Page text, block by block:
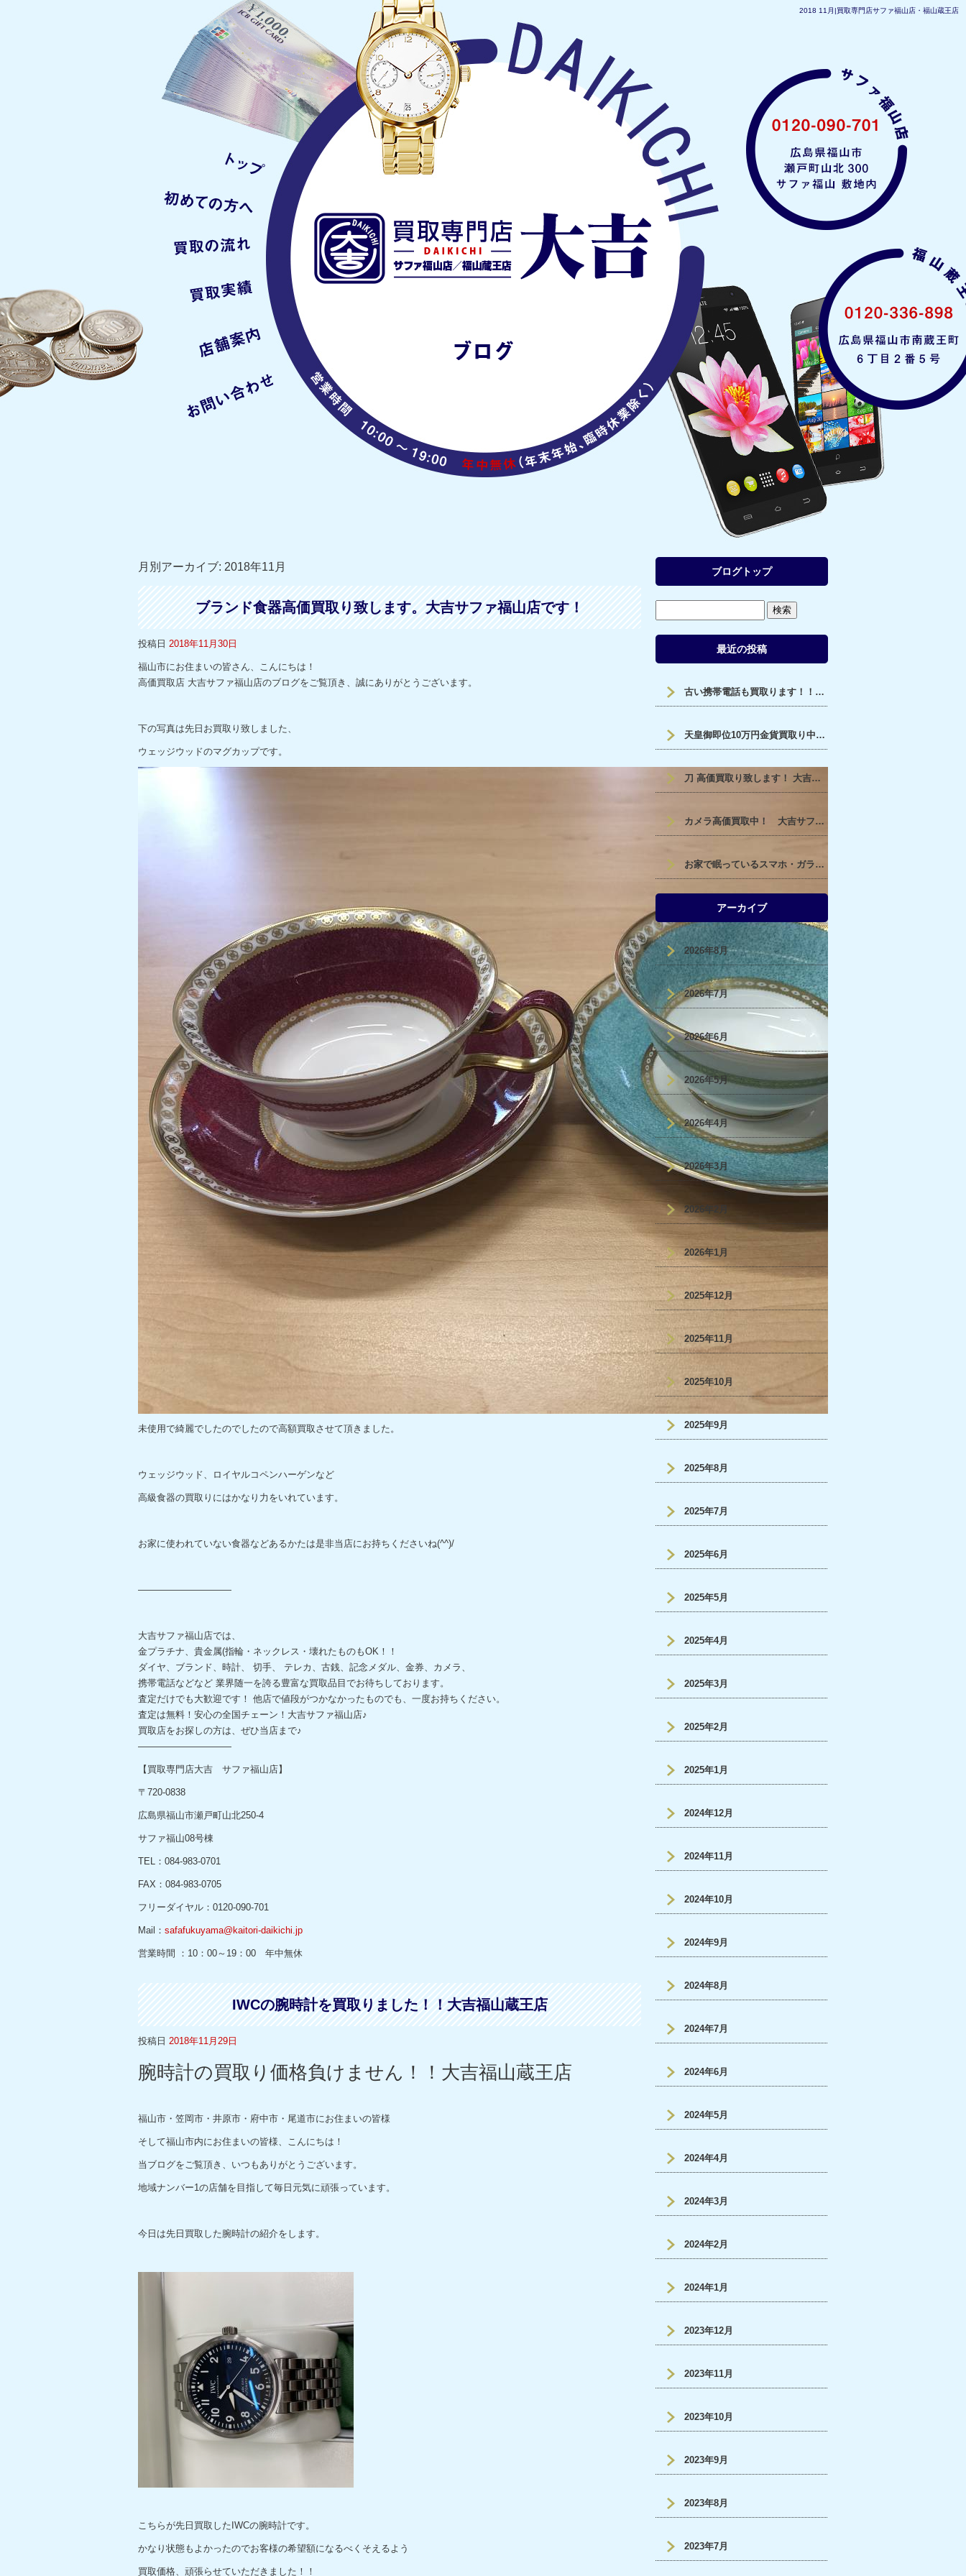
2018 11月|買取専門店サファ福山店・福山蔵王店
月別アーカイブ: 2018年11月
ブランド食器高価買取り致します。大吉サファ福山店です！
投稿日 2018年11月30日
福山市にお住まいの皆さん、こんにちは！
高価買取店 大吉サファ福山店のブログをご覧頂き、誠にありがとうございます。
下の写真は先日お買取り致しました、
ウェッジウッドのマグカップです。
未使用で綺麗でしたのでしたので高額買取させて頂きました。
ウェッジウッド、ロイヤルコペンハーゲンなど
高級食器の買取りにはかなり力をいれています。
お家に使われていない食器などあるかたは是非当店にお持ちくださいね(^^)/
——————————
大吉サファ福山店では、
金プラチナ、貴金属(指輪・ネックレス・壊れたものもOK！！
ダイヤ、ブランド、時計、 切手、 テレカ、古銭、記念メダル、金券、カメラ、
携帯電話などなど 業界随一を誇る豊富な買取品目でお待ちしております。
査定だけでも大歓迎です！ 他店で値段がつかなかったものでも、一度お持ちください。
査定は無料！安心の全国チェーン！大吉サファ福山店♪
買取店をお探しの方は、ぜひ当店まで♪
——————————
【買取専門店大吉 サファ福山店】
〒720-0838
広島県福山市瀬戸町山北250-4
サファ福山08号棟
TEL：084-983-0701
FAX：084-983-0705
フリーダイヤル：0120-090-701
Mail： safafukuyama@kaitori-daikichi.jp
営業時間 ：10：00～19：00 年中無休
IWCの腕時計を買取りました！！大吉福山蔵王店
投稿日 2018年11月29日
腕時計の買取り価格負けません！！大吉福山蔵王店
福山市・笠岡市・井原市・府中市・尾道市にお住まいの皆様
そして福山市内にお住まいの皆様、こんにちは！
当ブログをご覧頂き、いつもありがとうございます。
地域ナンバー1の店舗を目指して毎日元気に頑張っています。
今日は先日買取した腕時計の紹介をします。
こちらが先日買取したIWCの腕時計です。
かなり状態もよかったのでお客様の希望額になるべくそえるよう
買取価格、頑張らせていただきました！！
ブログトップ
最近の投稿
古い携帯電話も買取ります！！大吉福山蔵王店
天皇御即位10万円金貨買取り中です。福山市、大吉サファ福山店です。
刀 高価買取り致します！ 大吉サファ福山店です。
カメラ高価買取中！ 大吉サファ福山です！
お家で眠っているスマホ・ガラケー高価買取中！ 大吉サファ福山です！
アーカイブ
2026年8月
2026年7月
2026年6月
2026年5月
2026年4月
2026年3月
2026年2月
2026年1月
2025年12月
2025年11月
2025年10月
2025年9月
2025年8月
2025年7月
2025年6月
2025年5月
2025年4月
2025年3月
2025年2月
2025年1月
2024年12月
2024年11月
2024年10月
2024年9月
2024年8月
2024年7月
2024年6月
2024年5月
2024年4月
2024年3月
2024年2月
2024年1月
2023年12月
2023年11月
2023年10月
2023年9月
2023年8月
2023年7月